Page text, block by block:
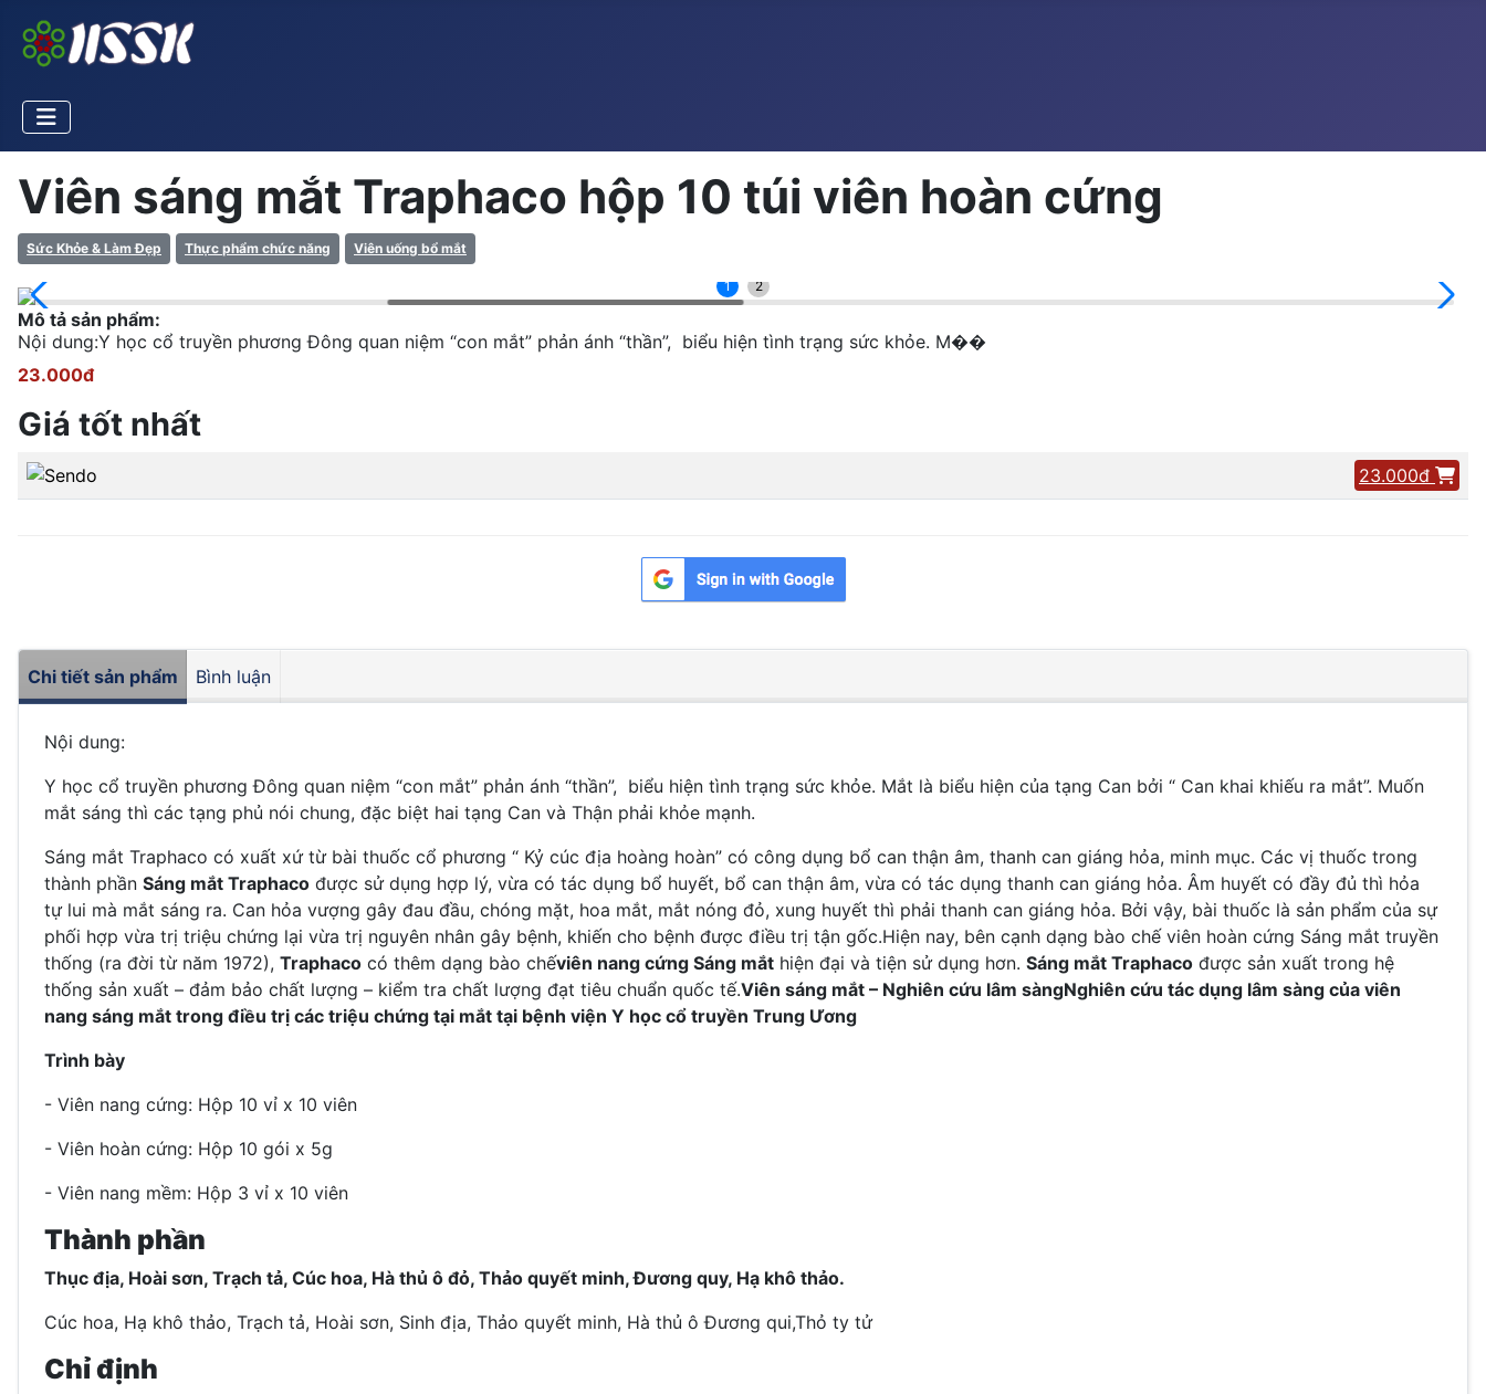
Viên sáng mắt Traphaco hộp 10 túi viên hoàn cứng
Sức Khỏe & Làm Đẹp Thực phẩm chức năng Viên uống bổ mắt
1 2
Mô tả sản phẩm:
Nội dung:Y học cổ truyền phương Đông quan niệm “con mắt” phản ánh “thần”, biểu hiện tình trạng sức khỏe. M��
23.000đ
Giá tốt nhất
23.000đ
Chi tiết sản phẩm Bình luận
Nội dung:
Y học cổ truyền phương Đông quan niệm “con mắt” phản ánh “thần”, biểu hiện tình trạng sức khỏe. Mắt là biểu hiện của tạng Can bởi “ Can khai khiếu ra mắt”. Muốn
mắt sáng thì các tạng phủ nói chung, đặc biệt hai tạng Can và Thận phải khỏe mạnh.
Sáng mắt Traphaco có xuất xứ từ bài thuốc cổ phương “ Kỷ cúc địa hoàng hoàn” có công dụng bổ can thận âm, thanh can giáng hỏa, minh mục. Các vị thuốc trong
thành phần Sáng mắt Traphaco được sử dụng hợp lý, vừa có tác dụng bổ huyết, bổ can thận âm, vừa có tác dụng thanh can giáng hỏa. Âm huyết có đầy đủ thì hỏa
tự lui mà mắt sáng ra. Can hỏa vượng gây đau đầu, chóng mặt, hoa mắt, mắt nóng đỏ, xung huyết thì phải thanh can giáng hỏa. Bởi vậy, bài thuốc là sản phẩm của sự
phối hợp vừa trị triệu chứng lại vừa trị nguyên nhân gây bệnh, khiến cho bệnh được điều trị tận gốc.Hiện nay, bên cạnh dạng bào chế viên hoàn cứng Sáng mắt truyền
thống (ra đời từ năm 1972), Traphaco có thêm dạng bào chếviên nang cứng Sáng mắt hiện đại và tiện sử dụng hơn. Sáng mắt Traphaco được sản xuất trong hệ
thống sản xuất – đảm bảo chất lượng – kiểm tra chất lượng đạt tiêu chuẩn quốc tế.Viên sáng mắt – Nghiên cứu lâm sàngNghiên cứu tác dụng lâm sàng của viên
nang sáng mắt trong điều trị các triệu chứng tại mắt tại bệnh viện Y học cổ truyền Trung Ương
Trình bày
- Viên nang cứng: Hộp 10 vỉ x 10 viên
- Viên hoàn cứng: Hộp 10 gói x 5g
- Viên nang mềm: Hộp 3 vỉ x 10 viên
Thành phần
Thục địa, Hoài sơn, Trạch tả, Cúc hoa, Hà thủ ô đỏ, Thảo quyết minh, Đương quy, Hạ khô thảo.
Cúc hoa, Hạ khô thảo, Trạch tả, Hoài sơn, Sinh địa, Thảo quyết minh, Hà thủ ô Đương qui,Thỏ ty tử
Chỉ định